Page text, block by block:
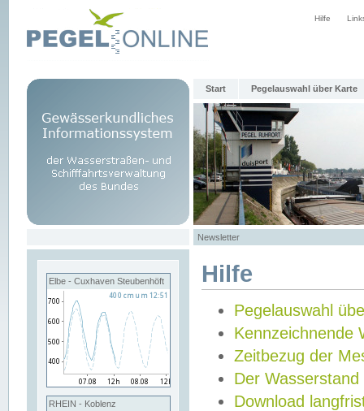
Hilfe
Start Pegelauswahl über Karte
Newsletter
Elbe - Cuxhaven Steubenhöft
RHEIN - Koblenz
Hilfe
Pegelauswahl
Kennzeichnende
Zeitbezug der
Der Wasserstand
Download